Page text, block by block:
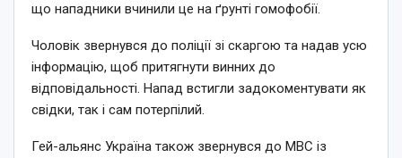
що нападники вчинили це на ґрунті гомофобії.
Чоловік звернувся до поліції зі скаргою та надав усю
інформацію, щоб притягнути винних до
відповідальності. Напад встигли задокоментувати як
свідки, так і сам потерпілий.
Гей-альянс Україна також звернувся до МВС із